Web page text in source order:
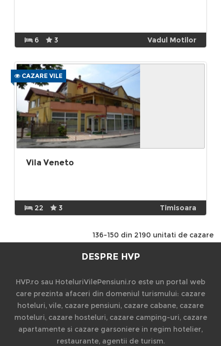
6 3 Vadul Motilor
CAZARE VILE
Vila Veneto
22 3 Timisoara
136-150 din 2190 unitati de cazare
DESPRE HVP
HVP.ro sau HoteluriVilePensiuni.ro este un portal web
care prezinta afaceri din domeniul turismului: cazare
hoteluri, vile, cazare pensiuni, cazare cabane, cazare
moteluri, cazare hosteluri, cazare camping-uri, cazare
apartamente si cazare garsoniere in regim hotelier,
restaurante, agentii de turism.